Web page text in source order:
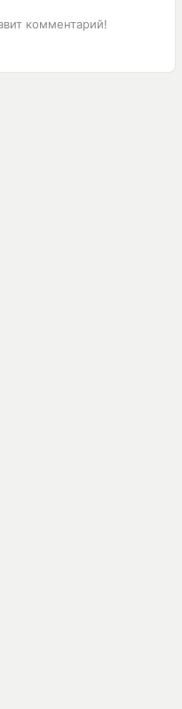
комментарий!